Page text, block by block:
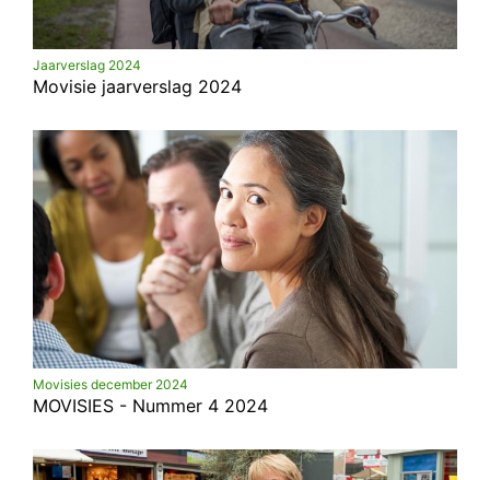
Jaarverslag 2024
Movisie jaarverslag 2024
Movisies december 2024
MOVISIES - Nummer 4 2024